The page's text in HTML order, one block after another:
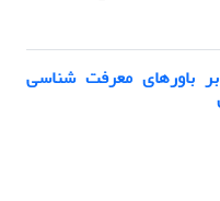
باورهای معرفت شناسی